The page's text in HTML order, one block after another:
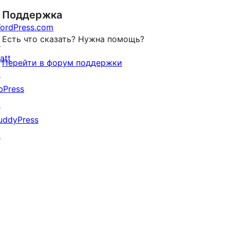
Поддержка
Есть что сказать? Нужна помощь?
Перейти в форум поддержки